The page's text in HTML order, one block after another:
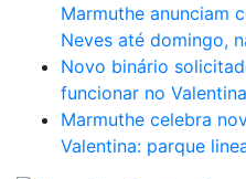
Marmuthe anunciam
Neves até domingo,
Novo binário
funcionar no Valentina
Marmuthe celebra
Valentina: parque